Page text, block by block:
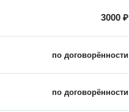
3000 ₽
по договорённости
по договорённости